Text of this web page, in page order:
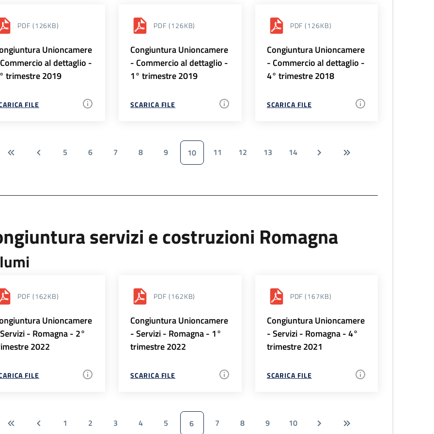
PDF (126KB)
Unioncamere
al dettaglio -
trimestre 2019
FILE
PDF (126KB)
Congiuntura Unioncamere
- Commercio al dettaglio -
1° trimestre 2019
SCARICA FILE
PDF (126KB)
Congiuntura Unioncamere
- Commercio al dettaglio -
4° trimestre 2018
SCARICA FILE
5 6 7 8 9 10 11 12 13 14
servizi e costruzioni Romagna
PDF (162KB)
Unioncamere
- Romagna - 2°
2022
FILE
PDF (162KB)
Congiuntura Unioncamere
- Servizi - Romagna - 1°
trimestre 2022
SCARICA FILE
PDF (167KB)
Congiuntura Unioncamere
- Servizi - Romagna - 4°
trimestre 2021
SCARICA FILE
1 2 3 4 5 6 7 8 9 10